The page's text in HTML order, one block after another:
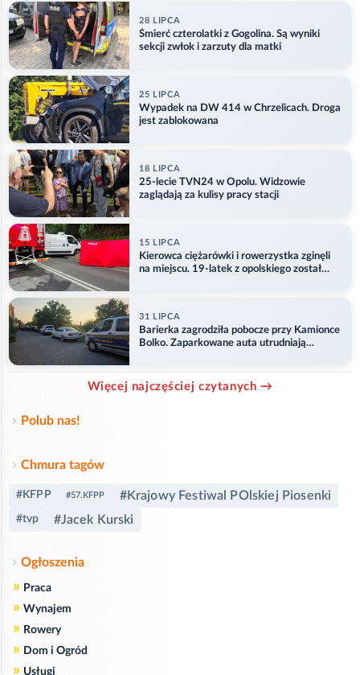
28 LIPCA
Śmierć czterolatki z Gogolina. Są wyniki
sekcji zwłok i zarzuty dla matki
25 LIPCA
Wypadek na DW 414 w Chrzelicach. Droga
jest zablokowana
18 LIPCA
25-lecie TVN24 w Opolu. Widzowie
zaglądają za kulisy pracy stacji
15 LIPCA
Kierowca ciężarówki i rowerzystka zginęli
na miejscu. 19-latek z opolskiego został
31 LIPCA
Barierka zagrodziła pobocze przy Kamionce
Bolko. Zaparkowane auta utrudniają
Więcej najczęściej czytanych →
Polub nas!
Chmura tagów
#KFPP #57.KFPP #Krajowy Festiwal POlskiej Piosenki
#tvp #Jacek Kurski
Ogłoszenia
» Praca
» Wynajem
» Rowery
» Dom i Ogród
» Usługi